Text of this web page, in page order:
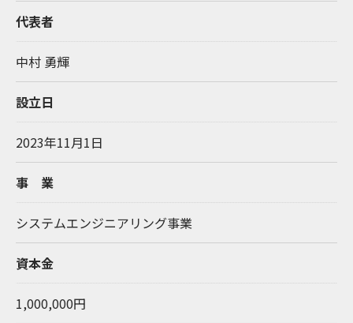
代表者
中村 勇輝
設立日
2023年11月1日
事 業
システムエンジニアリング事業
資本金
1,000,000円